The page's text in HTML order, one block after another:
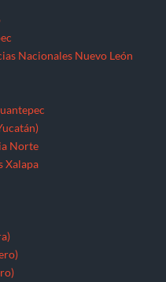
Nacionales Nuevo León
Norte
Xalapa